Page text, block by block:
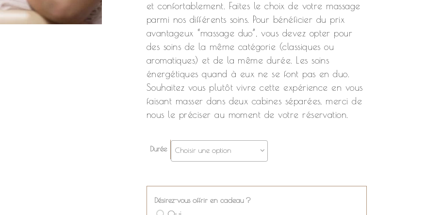
et confortablement. Faites le choix de votre massage
parmi nos différents soins. Pour bénéficier du prix
avantageux “massage duo”, vous devez opter pour
des soins de la même catégorie (classiques ou
aromatiques) et de la même durée. Les soins
énergétiques quand à eux ne se font pas en duo.
Souhaitez vous plutôt vivre cette expérience en vous
faisant masser dans deux cabines séparées, merci de
nous le préciser au moment de votre réservation.
Durée Choisir une option
Désirez-vous offrir en cadeau ?